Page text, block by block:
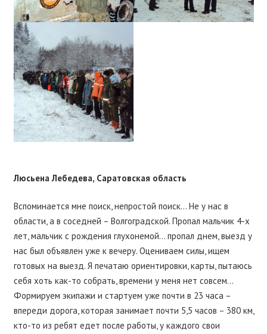
Люсьена Лебедева, Саратовская область
Вспоминается мне поиск, непростой поиск… Не у нас в
области, а в соседней – Волгоградской. Пропал мальчик 4-х
лет, мальчик с рождения глухонемой… пропал днем, выезд у
нас был объявлен уже к вечеру. Оцениваем силы, ищем
готовых на выезд. Я печатаю ориентировки, карты, пытаюсь
себя хоть как-то собрать, времени у меня нет совсем…
Формируем экипажи и стартуем уже почти в 23 часа –
впереди дорога, которая занимает почти 5,5 часов – 380 км,
кто-то из ребят едет после работы, у каждого свои